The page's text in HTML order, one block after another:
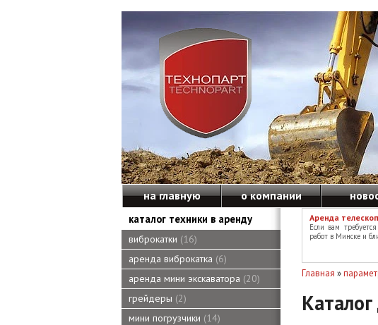
на главную о компании
каталог техники в аренду
виброкатки
16
аренда виброкатка 6
аренда мини экскаватора 20
грейдеры 2
мини погрузчики
14
Аренда
Если вам
работ в Минске и
Главная »